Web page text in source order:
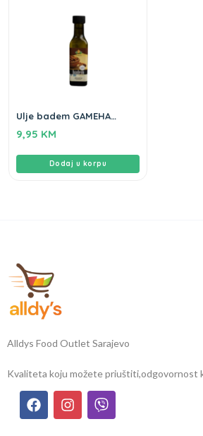
Ulje badem GAMEHA
9,95 KM
Dodaj u korpu
Alldys Food Outlet Sarajevo
Kvaliteta koju možete priuštiti,odgovornost